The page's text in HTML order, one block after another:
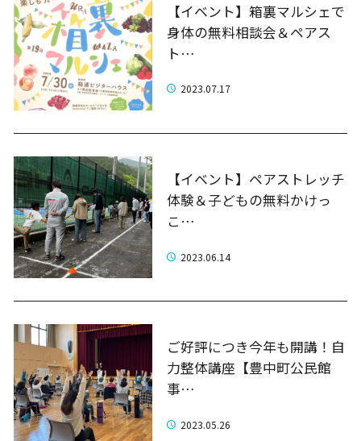
【イベント】箱裏マルシェで
身体の無料相談会＆ペアス
ト…
2023.07.17
【イベント】ペアストレッチ
体験＆子どもの無料かけっ
こ…
2023.06.14
ご好評につき今年も開講！自
力整体講座【豊中町公民館
事…
2023.05.26